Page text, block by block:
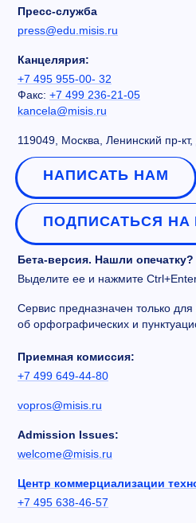
Пресс-служба
press@edu.misis.ru
Канцелярия:
+7 495 955-00- 32
Факс: +7 499 236-21-05
kancela@misis.ru
119049, Москва, Ленинский пр-
НАПИСАТЬ НАМ
ПОДПИСАТЬСЯ НА
Бета-версия. Нашли опечатку?
Выделите ее и нажмите
Сервис предназначен только
об орфографических и
Приемная комиссия:
+7 499 649-44-80
vopros@misis.ru
Admission Issues:
welcome@misis.ru
Центр коммерциализации
+7 495 638-46-57